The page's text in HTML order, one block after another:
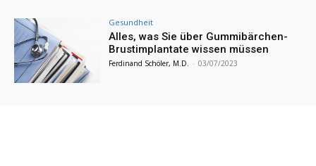
Gesundheit
Alles, was Sie über Gummibärchen-
Brustimplantate wissen müssen
Ferdinand Schöler, M.D. - 03/07/2023